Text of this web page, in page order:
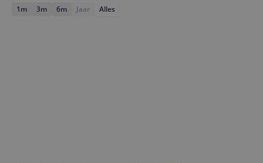
1m 3m 6m Jaar Alles